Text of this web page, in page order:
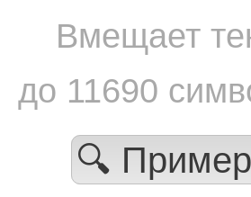
Вмещает
до 11690
🔍